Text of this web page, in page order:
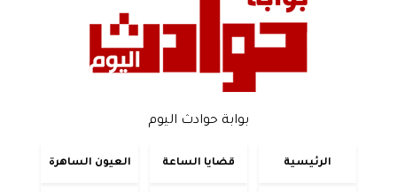
بوابة حوادث اليوم
الرئيسية قضايا الساعة العيون الساهرة